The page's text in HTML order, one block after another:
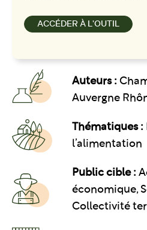
ACCÉDER À L'OUTIL
Auteurs :
Auvergne
Thématiques :
l’alimentation
Public cible :
économique,
Collectivité